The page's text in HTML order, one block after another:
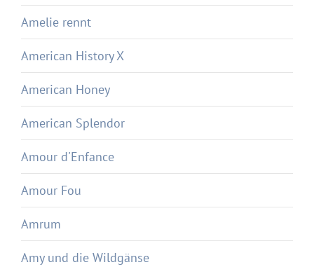
Amelie rennt
American History X
American Honey
American Splendor
Amour d'Enfance
Amour Fou
Amrum
Amy und die Wildgänse